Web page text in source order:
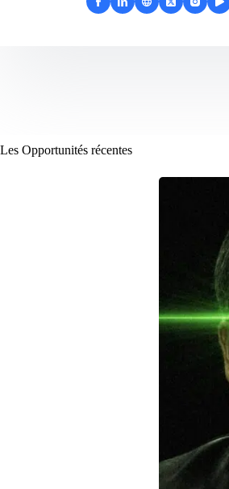
Les Opportunités récentes